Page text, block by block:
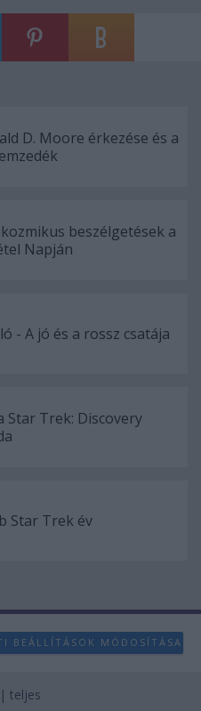
D. Moore érkezése és a
beszélgetések a
Napján
- A jó és a rossz csatája
Star Trek: Discovery
Star Trek év
BEÁLLÍTÁSOK MÓDOSÍTÁSA
| teljes